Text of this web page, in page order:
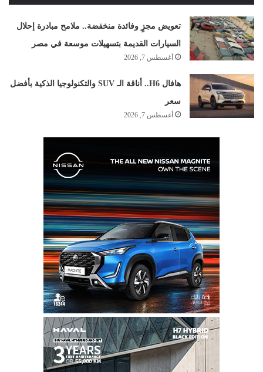
تعويض مجزٍ وفائدة منخفضة.. ملامح مبادرة إحلال
السيارات القديمة بتسهيلات موسعة في مصر
أغسطس 7, 2026
هافال H6.. أناقة الـ SUV والتكنولوجيا الذكية بأفضل
سعر
أغسطس 7, 2026